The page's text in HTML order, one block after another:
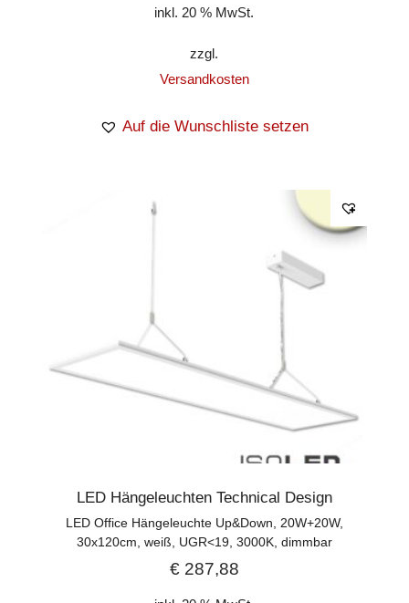
inkl. 20 % MwSt.
zzgl.
Versandkosten
Auf die Wunschliste setzen
LED Hängeleuchten Technical Design
LED Office Hängeleuchte Up&Down, 20W+20W,
30x120cm, weiß, UGR<19, 3000K, dimmbar
€287,88